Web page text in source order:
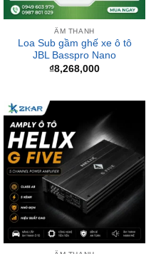
Loa Sub gầm ghế xe ô tô
JBL Basspro Nano
8,268,000
ÂM THANH
Âm ly ô tô 5 kênh Helix G
Five